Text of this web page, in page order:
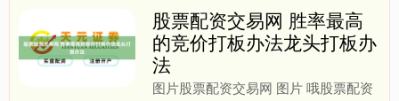
股票配资交易网 胜率最高
的竞价打板办法龙头打板办
法
图片股票配资交易网 图片 哦股票配资